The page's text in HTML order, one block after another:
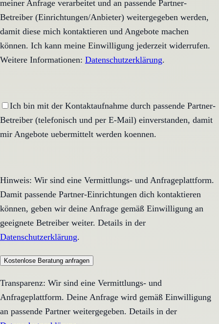
meiner Anfrage verarbeitet und an passende Partner-
Betreiber (Einrichtungen/Anbieter) weitergegeben werden,
damit diese mich kontaktieren und Angebote machen
können. Ich kann meine Einwilligung jederzeit widerrufen.
Weitere Informationen: Datenschutzerklärung.
Ich bin mit der Kontaktaufnahme durch passende Partner-
Betreiber (telefonisch und per E-Mail) einverstanden, damit
mir Angebote uebermittelt werden koennen.
Hinweis: Wir sind eine Vermittlungs- und Anfrageplattform.
Damit passende Partner-Einrichtungen dich kontaktieren
können, geben wir deine Anfrage gemäß Einwilligung an
geeignete Betreiber weiter. Details in der
Datenschutzerklärung.
Kostenlose Beratung anfragen
Transparenz: Wir sind eine Vermittlungs- und
Anfrageplattform. Deine Anfrage wird gemäß Einwilligung
an passende Partner weitergegeben. Details in der